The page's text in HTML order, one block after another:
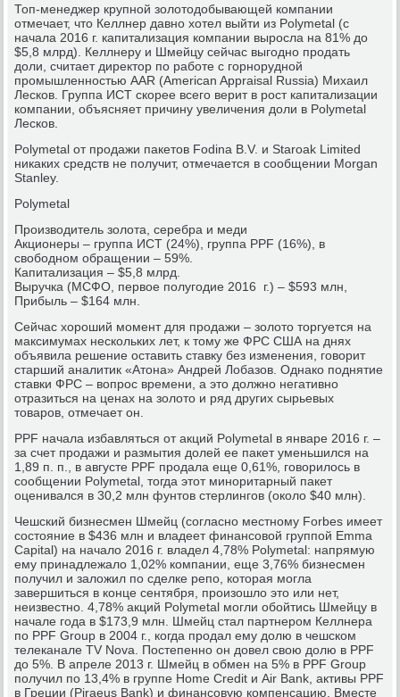
Топ-менеджер крупной золотодобывающей компании
отмечает, что Келлнер давно хотел выйти из Polymetal (с
начала 2016 г. капитализация компании выросла на 81% до
$5,8 млрд). Келлнеру и Шмейцу сейчас выгодно продать
доли, считает директор по работе с горнорудной
промышленностью AAR (American Appraisal Russia) Михаил
Лесков. Группа ИСТ скорее всего верит в рост капитализации
компании, объясняет причину увеличения доли в Polymetal
Лесков.
Polymetal от продажи пакетов Fodina B.V. и Staroak Limited
никаких средств не получит, отмечается в сообщении Morgan
Stanley.
Polymetal
Производитель золота, серебра и меди
Акционеры – группа ИСТ (24%), группа PPF (16%), в
свободном обращении – 59%.
Капитализация – $5,8 млрд.
Выручка (МСФО, первое полугодие 2016 г.) – $593 млн,
Прибыль – $164 млн.
Cейчас хороший момент для продажи – золото торгуется на
максимумах нескольких лет, к тому же ФРС США на днях
объявила решение оставить ставку без изменения, говорит
старший аналитик «Атона» Андрей Лобазов. Однако поднятие
ставки ФРС – вопрос времени, а это должно негативно
отразиться на ценах на золото и ряд других сырьевых
товаров, отмечает он.
PPF начала избавляться от акций Polymetal в январе 2016 г. –
за счет продажи и размытия долей ее пакет уменьшился на
1,89 п. п., в августе PPF продала еще 0,61%, говорилось в
сообщении Polymetal, тогда этот миноритарный пакет
оценивался в 30,2 млн фунтов стерлингов (около $40 млн).
Чешский бизнесмен Шмейц (согласно местному Forbes имеет
состояние в $436 млн и владеет финансовой группой Emma
Capital) на начало 2016 г. владел 4,78% Polymetal: напрямую
ему принадлежало 1,02% компании, еще 3,76% бизнесмен
получил и заложил по сделке репо, которая могла
завершиться в конце сентября, произошло это или нет,
неизвестно. 4,78% акций Polymetal могли обойтись Шмейцу в
начале года в $173,9 млн. Шмейц стал партнером Келлнера
по PPF Group в 2004 г., когда продал ему долю в чешском
телеканале TV Nova. Постепенно он довел свою долю в PPF
до 5%. В апреле 2013 г. Шмейц в обмен на 5% в PPF Group
получил по 13,4% в группе Home Credit и Air Bank, активы PPF
в Греции (Piraeus Bank) и финансовую компенсацию. Вместе